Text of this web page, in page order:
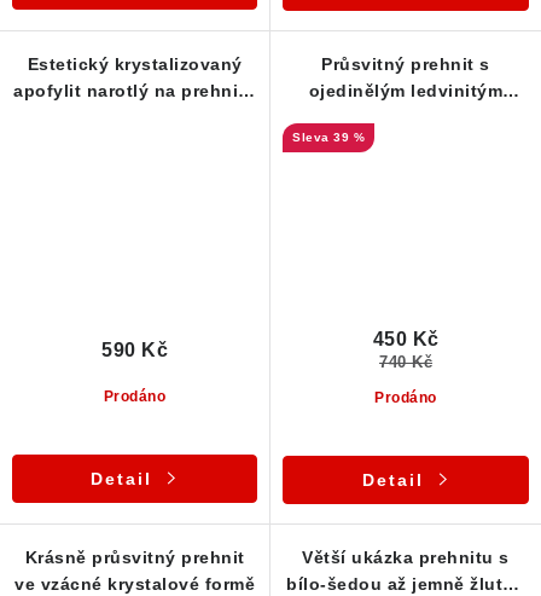
Estetický krystalizovaný
apofylit narotlý na prehnitu
Prodáno
590 Kč
Detail
Průsvitný prehnit s
ojedinělým ledvinitým
39 %
Prodáno
450 Kč
740 Kč
Detail
Krásně průsvitný prehnit
ve vzácné krystalové formě
Větší ukázka prehnitu s
bílo-šedou až jemně žlutou